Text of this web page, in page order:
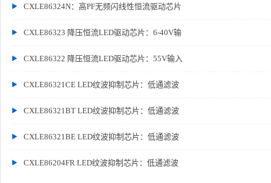
CXLE86324N：高PF无频闪线性恒流驱动芯片
CXLE86323 降压恒流LED驱动芯片：6-40V输
CXLE86322 降压恒流LED驱动芯片：55V输入
CXLE86321CE LED纹波抑制芯片：低通滤波
CXLE86321BT LED纹波抑制芯片：低通滤波
CXLE86321BE LED纹波抑制芯片：低通滤波
CXLE86204FR LED纹波抑制芯片：低通滤波